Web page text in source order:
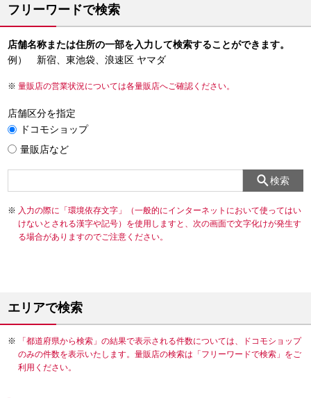
フリーワードで検索
店舗名称または住所の一部を入力して検索することができます。
例） 新宿、東池袋、浪速区 ヤマダ
量販店の営業状況については各量販店へご確認ください。
店舗区分を指定
ドコモショップ
量販店など
検索
入力の際に「環境依存文字」（一般的にインターネットにおいて使ってはい
けないとされる漢字や記号）を使用しますと、次の画面で文字化けが発生す
る場合がありますのでご注意ください。
エリアで検索
「都道府県から検索」の結果で表示される件数については、ドコモショップ
のみの件数を表示いたします。量販店の検索は「フリーワードで検索」をご
利用ください。